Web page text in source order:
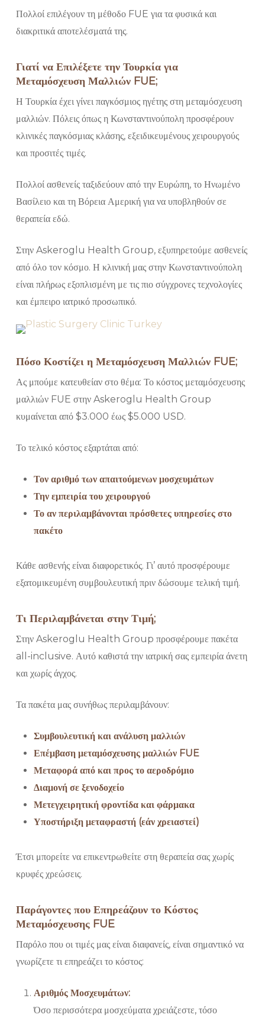
Πολλοί επιλέγουν τη μέθοδο FUE για τα φυσικά και
διακριτικά αποτελέσματά της.
Γιατί να Επιλέξετε την Τουρκία για
Μεταμόσχευση Μαλλιών FUE;
Η Τουρκία έχει γίνει παγκόσμιος ηγέτης στη μεταμόσχευση
μαλλιών. Πόλεις όπως η Κωνσταντινούπολη προσφέρουν
κλινικές παγκόσμιας κλάσης, εξειδικευμένους χειρουργούς
και προσιτές τιμές.
Πολλοί ασθενείς ταξιδεύουν από την Ευρώπη, το Ηνωμένο
Βασίλειο και τη Βόρεια Αμερική για να υποβληθούν σε
θεραπεία εδώ.
Στην Askeroglu Health Group, εξυπηρετούμε ασθενείς
από όλο τον κόσμο. Η κλινική μας στην Κωνσταντινούπολη
είναι πλήρως εξοπλισμένη με τις πιο σύγχρονες τεχνολογίες
και έμπειρο ιατρικό προσωπικό.
Πόσο Κοστίζει η Μεταμόσχευση Μαλλιών FUE;
Ας μπούμε κατευθείαν στο θέμα: Το κόστος μεταμόσχευσης
μαλλιών FUE στην Askeroglu Health Group
κυμαίνεται από $3.000 έως $5.000 USD.
Το τελικό κόστος εξαρτάται από:
Τον αριθμό των απαιτούμενων μοσχευμάτων
Την εμπειρία του χειρουργού
Το αν περιλαμβάνονται πρόσθετες υπηρεσίες στο
πακέτο
Κάθε ασθενής είναι διαφορετικός. Γι’ αυτό προσφέρουμε
εξατομικευμένη συμβουλευτική πριν δώσουμε τελική τιμή.
Τι Περιλαμβάνεται στην Τιμή;
Στην Askeroglu Health Group προσφέρουμε πακέτα
all-inclusive. Αυτό καθιστά την ιατρική σας εμπειρία άνετη
και χωρίς άγχος.
Τα πακέτα μας συνήθως περιλαμβάνουν:
Συμβουλευτική και ανάλυση μαλλιών
Επέμβαση μεταμόσχευσης μαλλιών FUE
Μεταφορά από και προς το αεροδρόμιο
Διαμονή σε ξενοδοχείο
Μετεγχειρητική φροντίδα και φάρμακα
Υποστήριξη μεταφραστή (εάν χρειαστεί)
Έτσι μπορείτε να επικεντρωθείτε στη θεραπεία σας χωρίς
κρυφές χρεώσεις.
Παράγοντες που Επηρεάζουν το Κόστος
Μεταμόσχευσης FUE
Παρόλο που οι τιμές μας είναι διαφανείς, είναι σημαντικό να
γνωρίζετε τι επηρεάζει το κόστος:
Αριθμός Μοσχευμάτων:
Όσο περισσότερα μοσχεύματα χρειάζεστε, τόσο